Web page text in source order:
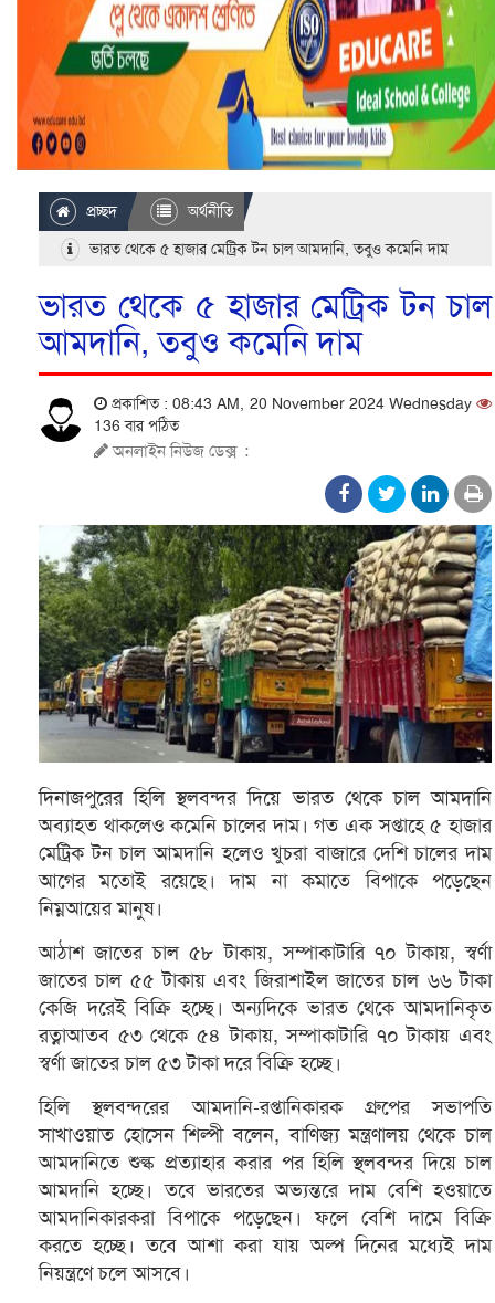
প্রচ্ছদ
অর্থনীতি
ভারত থেকে ৫ হাজার মেট্রিক টন চাল আমদানি, তবুও কমেনি দাম
ভারত থেকে ৫ হাজার মেট্রিক টন চাল
আমদানি, তবুও কমেনি দাম
প্রকাশিত : 08:43 AM, 20 November 2024 Wednesday
136 বার পঠিত
অনলাইন নিউজ ডেক্স :
দিনাজপুরের হিলি স্থলবন্দর দিয়ে ভারত থেকে চাল আমদানি
অব্যাহত থাকলেও কমেনি চালের দাম। গত এক সপ্তাহে ৫ হাজার
মেট্রিক টন চাল আমদানি হলেও খুচরা বাজারে দেশি চালের দাম
আগের মতোই রয়েছে। দাম না কমাতে বিপাকে পড়েছেন
নিম্নআয়ের মানুষ।
আঠাশ জাতের চাল ৫৮ টাকায়, সম্পাকাটারি ৭০ টাকায়, স্বর্ণা
জাতের চাল ৫৫ টাকায় এবং জিরাশাইল জাতের চাল ৬৬ টাকা
কেজি দরেই বিক্রি হচ্ছে। অন্যদিকে ভারত থেকে আমদানিকৃত
রত্নাআতব ৫৩ থেকে ৫৪ টাকায়, সম্পাকাটারি ৭০ টাকায় এবং
স্বর্ণা জাতের চাল ৫৩ টাকা দরে বিক্রি হচ্ছে।
হিলি স্থলবন্দরের আমদানি-রপ্তানিকারক গ্রুপের সভাপতি
সাখাওয়াত হোসেন শিল্পী বলেন, বাণিজ্য মন্ত্রণালয় থেকে চাল
আমদানিতে শুল্ক প্রত্যাহার করার পর হিলি স্থলবন্দর দিয়ে চাল
আমদানি হচ্ছে। তবে ভারতের অভ্যন্তরে দাম বেশি হওয়াতে
আমদানিকারকরা বিপাকে পড়েছেন। ফলে বেশি দামে বিক্রি
করতে হচ্ছে। তবে আশা করা যায় অল্প দিনের মধ্যেই দাম
নিয়ন্ত্রণে চলে আসবে।